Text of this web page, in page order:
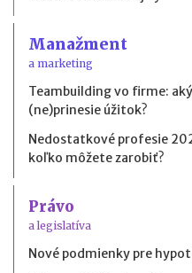
Manažment
a marketing
Teambuilding vo firme:
(ne)prinesie úžitok?
Nedostatkové profesie
koľko môžete zarobiť?
Právo
a legislatíva
Nové podmienky pre